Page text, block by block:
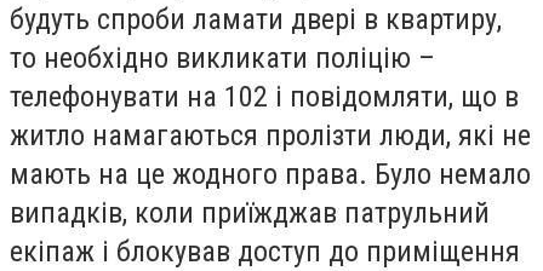
будуть спроби ламати двері в квартиру,
то необхідно викликати поліцію –
телефонувати на 102 і повідомляти, що в
житло намагаються пролізти люди, які не
мають на це жодного права. Було немало
випадків, коли приїжджав патрульний
екіпаж і блокував доступ до приміщення